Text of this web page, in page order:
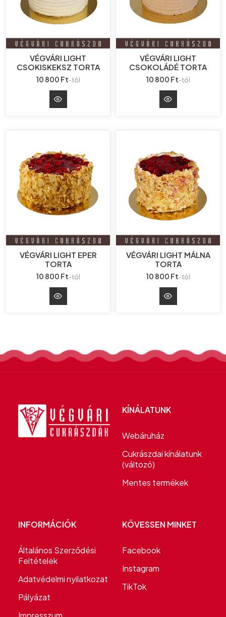
VÉGVÁRI LIGHT
CSOKISKEKSZ TORTA
10 800 Ft-tól
VÉGVÁRI LIGHT
CSOKOLÁDÉ TORTA
10 800 Ft-tól
VÉGVÁRI LIGHT EPER
TORTA
10 800 Ft-tól
VÉGVÁRI LIGHT MÁLNA
TORTA
10 800 Ft-tól
KÍNÁLATUNK
Webáruház
Cukrászdai kínálatunk
(változó)
Mentes termékek
INFORMÁCIÓK
Általános Szerződési
Feltételek
Adatvédelmi nyilatkozat
Pályázat
KÖVESSEN MINKET
Facebook
Instagram
TikTok